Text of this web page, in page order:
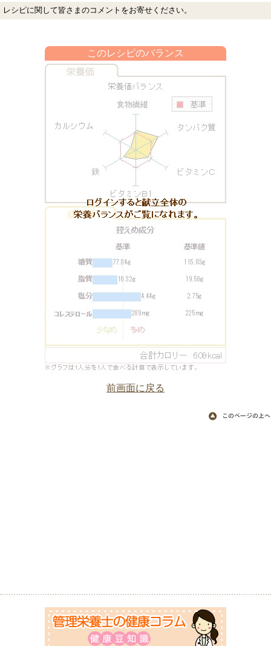
レシピに関して皆さまのコメントをお寄せください。
このレシピのバランス
前画面に戻る